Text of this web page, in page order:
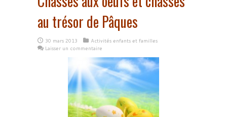
au trésor de Pâques
30 mars 2013
Activités enfants et familles
Laisser un commentaire